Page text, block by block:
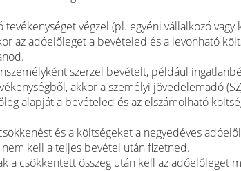
tevékenységet végzel (pl. egyéni vállalkozó
az adóelőleget a bevételed és a levonható
szerzel bevételt, például
akkor a személyi jövedelemadó
alapját a bevételed és az elszámolható
és a költségeket a negyedéves
kell a teljes bevétel után fizetned.
a csökkentett összeg után kell az adóelőleget